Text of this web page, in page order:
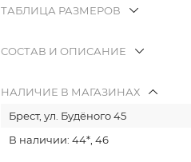
ТАБЛИЦА РАЗМЕРОВ
СОСТАВ И ОПИСАНИЕ
НАЛИЧИЕ В МАГАЗИНАХ
Брест, ул. Будёного 45
В наличии: 44*, 46